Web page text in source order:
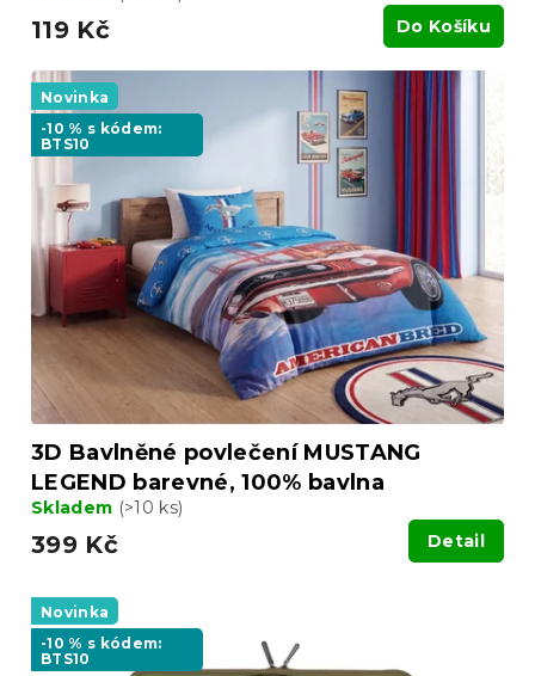
119 Kč Do Košíku
Novinka
-10 % s kódem:
BTS10
3D Bavlněné povlečení MUSTANG
LEGEND barevné, 100% bavlna
Skladem (>10 ks)
399 Kč Detail
Novinka
-10 % s kódem:
BTS10